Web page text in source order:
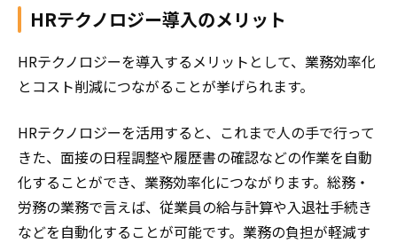
HRテクノロジー導入のメリット
HRテクノロジーを導入するメリットとして、業務効率化
とコスト削減につながることが挙げられます。
HRテクノロジーを活用すると、これまで人の手で行って
きた、面接の日程調整や履歴書の確認などの作業を自動
化することができ、業務効率化につながります。総務・
労務の業務で言えば、従業員の給与計算や入退社手続き
などを自動化することが可能です。業務の負担が軽減す